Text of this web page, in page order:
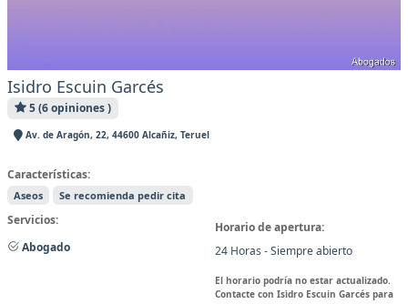
Isidro Escuin Garcés
5 (6 opiniones )
Av. de Aragón, 22, 44600 Alcañiz, Teruel
Características:
Aseos Se recomienda pedir cita
Servicios:
Abogado
Horario de apertura:
24 Horas - Siempre abierto
El horario podría no estar actualizado.
Contacte con Isidro Escuin Garcés para